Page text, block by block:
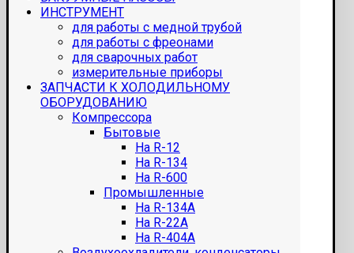
ИНСТРУМЕНТ
для работы с медной трубой
для работы с фреонами
для сварочных работ
измерительные приборы
ЗАПЧАСТИ К ХОЛОДИЛЬНОМУ
ОБОРУДОВАНИЮ
Компрессора
Бытовые
На R-12
На R-134
На R-600
Промышленные
На R-134A
На R-22A
На R-404A